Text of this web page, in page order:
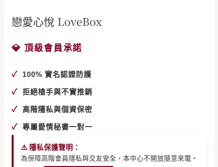
戀愛心悅 LoveBox
💎 頂級會員承諾
✓ 100% 實名認證防護
✓ 拒絕槍手與不實推銷
✓ 高階隱私與個資保密
✓ 專屬愛情秘書一對一
⚠️ 隱私保護聲明：
為保障高階會員隱私與交友安全，本中心不開放隨意來電。